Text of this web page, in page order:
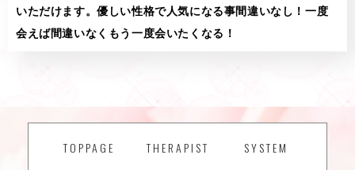
いただけます。優しい性格で人気になる事間違いなし！一度
会えば間違いなくもう一度会いたくなる！
TOPPAGE THERAPIST
SYSTEM